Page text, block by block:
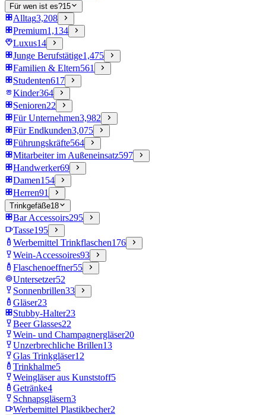
Für wen ist es?15
Alltag3,208
Premium1,134
Luxus14
Junge Berufstätige1,475
Familien & Eltern561
Studenten617
Kinder364
Senioren22
Für Unternehmen3,982
Für Endkunden3,075
Führungskräfte564
Mitarbeiter im Außeneinsatz597
Handwerker69
Damen154
Herren91
Trinkgefäße18
Bar Accessoirs295
Tasse195
Werbemittel Trinkflaschen176
Wein-Accessoires93
Flaschenoeffner55
Untersetzer52
Sonnenbrillen33
Gläser23
Stubby-Halter23
Beer Glasses22
Wein- und Champagnergläser20
Unzerbrechliche Brillen13
Glas Trinkgläser12
Trinkhalme5
Weingläser aus Kunststoff5
Getränke4
Schnapsgläsern3
Werbemittel Plastikbecher2